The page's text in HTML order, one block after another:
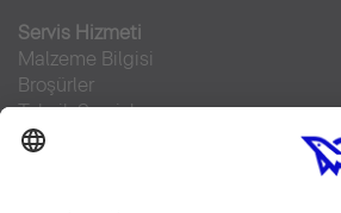
Servis Hizmeti
Malzeme Bilgisi
Broşürler
Teknik Servisler
Sıkça sorulan sorular